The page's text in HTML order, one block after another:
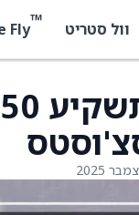
וול סטריט ™
Fly